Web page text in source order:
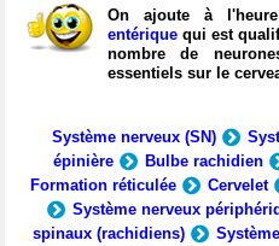
On ajoute à
entérique qui est
nombre de
essentiels sur le
Système nerveux (SN)
épinière
Bulbe rachidien
Formation réticulée
Cervelet
Système nerveux
spinaux (rachidiens)